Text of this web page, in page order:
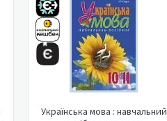
Українська мова : навчальний